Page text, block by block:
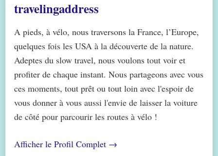
travelingaddress
A pieds, à vélo, nous traversons la France, l’Europe,
quelques fois les USA à la découverte de la nature.
Adeptes du slow travel, nous voulons tout voir et
profiter de chaque instant. Nous partageons avec vous
ces moments, tout prêt ou tout loin avec l'espoir de
vous donner à vous aussi l'envie de laisser la voiture
de côté pour parcourir les routes à vélo !
Afficher le Profil Complet →